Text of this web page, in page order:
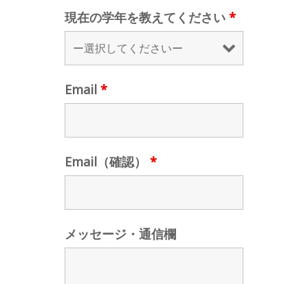
現在の学年を教えてください *
Email *
Email（確認） *
メッセージ・通信欄